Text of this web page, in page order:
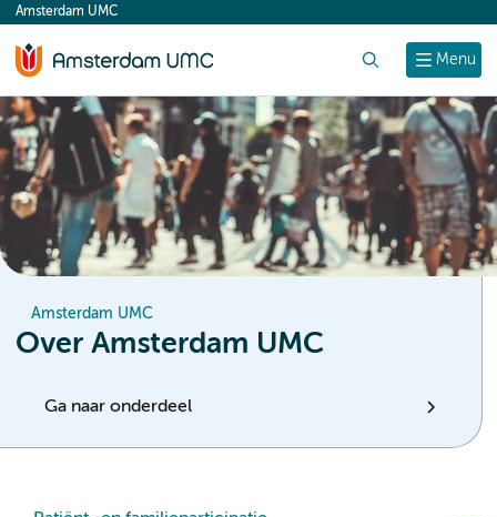
content
Menu
Amsterdam UMC
Amsterdam UMC
Over Amsterdam UMC
Ga naar onderdeel